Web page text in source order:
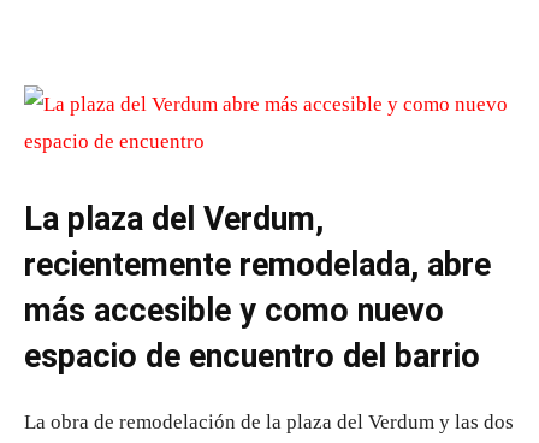
La plaza del Verdum,
recientemente remodelada, abre
más accesible y como nuevo
espacio de encuentro del barrio
La obra de remodelación de la plaza del Verdum y las dos